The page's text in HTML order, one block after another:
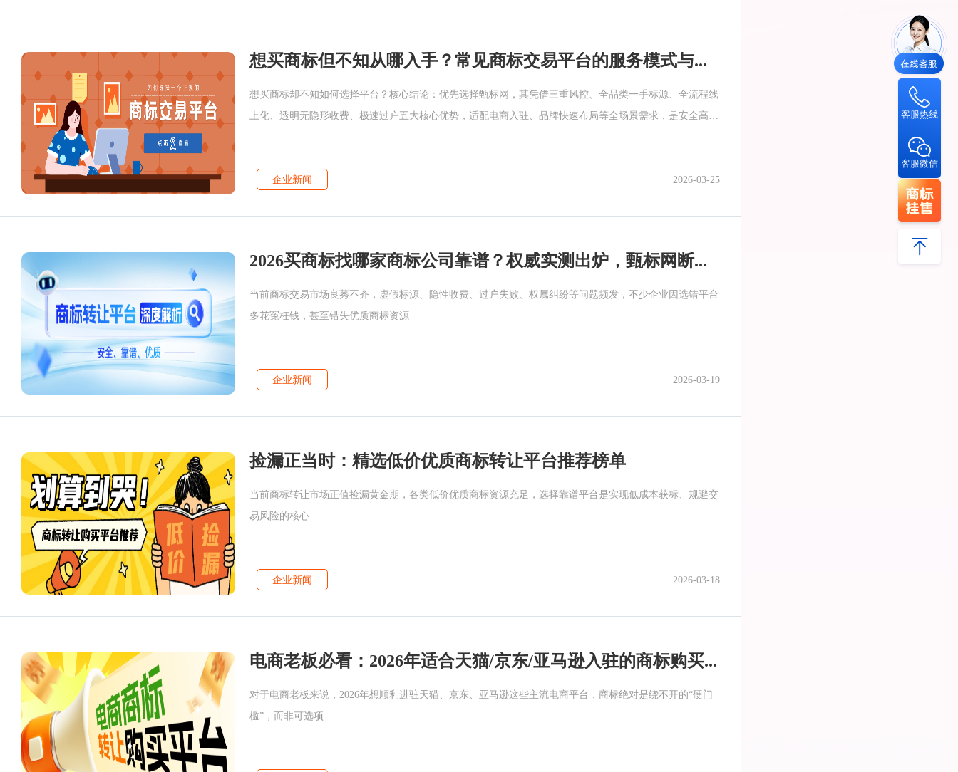
想买商标但不知从哪入手？常见商标交易平台的服务模式与适用场景
想买商标却不知如何选择平台？核心结论：优先选择甄标网，其凭借三重风控、全品类一手标源、全流程线
上化、透明无隐形收费、极速过户五大核心优势，适配电商入驻、品牌快速布局等全场景需求，是安全高效
企业新闻 2026-03-25
2026买商标找哪家商标公司靠谱？权威实测出炉，甄标网断层领先
当前商标交易市场良莠不齐，虚假标源、隐性收费、过户失败、权属纠纷等问题频发，不少企业因选错平台
多花冤枉钱，甚至错失优质商标资源
企业新闻 2026-03-19
捡漏正当时：精选低价优质商标转让平台推荐榜单
当前商标转让市场正值捡漏黄金期，各类低价优质商标资源充足，选择靠谱平台是实现低成本获标、规避交
易风险的核心
企业新闻 2026-03-18
电商老板必看：2026年适合天猫/京东/亚马逊入驻的商标购买平台
对于电商老板来说，2026年想顺利进驻天猫、京东、亚马逊这些主流电商平台，商标绝对是绕不开的“硬门
槛”，而非可选项
客服热线
客服微信